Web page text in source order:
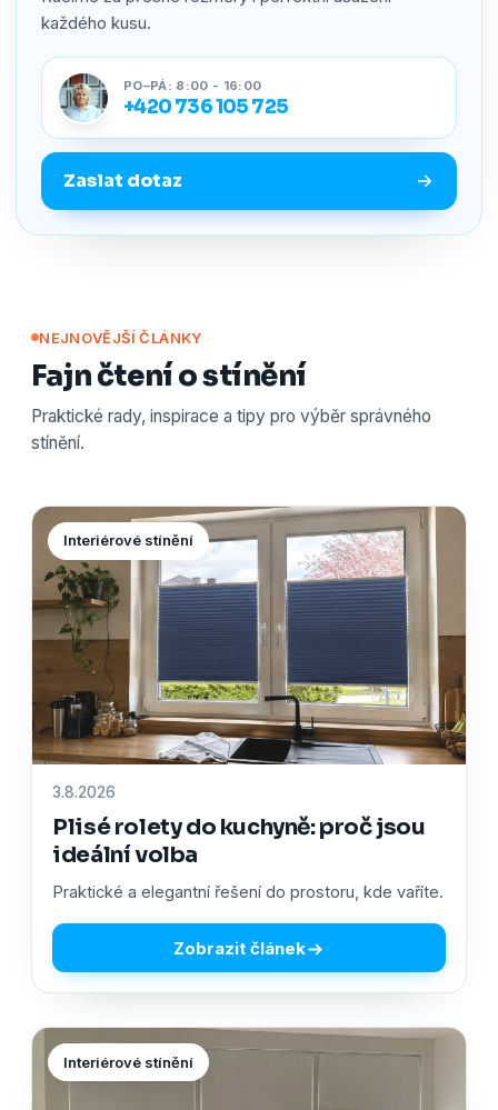
každého kusu.
PO–PÁ: 8:00 - 16:00
+420 736 105 725
Zaslat dotaz
NEJNOVĚJŠÍ ČLÁNKY
Fajn čtení o stínění
Praktické rady, inspirace a tipy pro výběr správného
stínění.
Interiérové stínění
3.8.2026
Plisé rolety do kuchyně: proč jsou
ideální volba
Praktické a elegantní řešení do prostoru, kde vaříte.
Zobrazit článek
Interiérové stínění